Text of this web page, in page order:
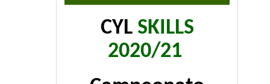
CYL SKILLS
2020/21